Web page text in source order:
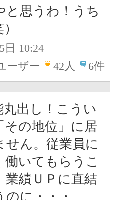
と思うわ！うち
日 10:24
ーザー
42人 6件
丸出し！こうい
その地位」に居
せん。従業員に
働いてもらうこ
業績ＵＰに直結
に・・・